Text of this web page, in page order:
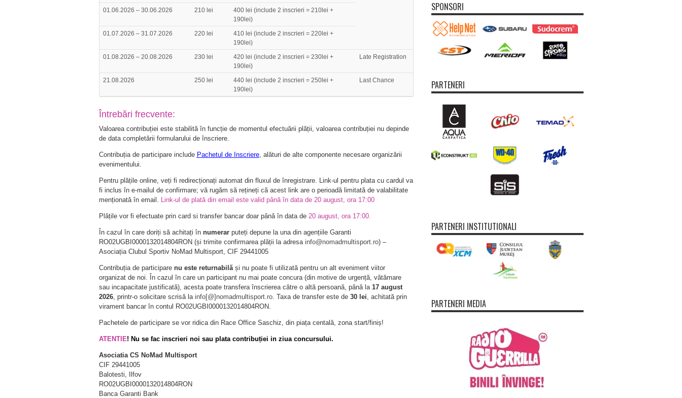
01.06.2026 – 30.06.2026
210 lei
400 lei (include 2 inscrieri = 210lei +
190lei)
01.07.2026 – 31.07.2026
220 lei
410 lei (include 2 inscrieri = 220lei +
190lei)
01.08.2026 – 20.08.2026
230 lei
420 lei (include 2 inscrieri = 230lei +
190lei)
Late Registration
21.08.2026 250 lei
440 lei (include 2 inscrieri = 250lei +
190lei)
Last Chance
Întrebări frecvente:
Valoarea contribuției este stabilită în funcție de momentul efectuării plății, valoarea contribuției nu depinde
de data completării formularului de înscriere.
Contribuția de participare include Pachetul de Inscriere, alături de alte componente necesare organizării
evenimentului.
Pentru plățile online, veți fi redirecționați automat din fluxul de înregistrare. Link-ul pentru plata cu cardul va
fi inclus în e-mailul de confirmare; vă rugăm să rețineți că acest link are o perioadă limitată de valabilitate
menționată în email. Link-ul de plată din email este valid până în data de 20 august, ora 17:00
Plățile vor fi efectuate prin card si transfer bancar doar până în data de 20 august, ora 17:00.
În cazul în care doriți să achitați în numerarputeți depune la una din agențiile Garanti
RO02UGBI0000132014804RON (și trimite confirmarea plății la adresa info@nomadmultisport.ro) –
Asociația Clubul Sportiv NoMad Multisport, CIF 29441005
Contribuția de participare nu este returnabilăși nu poate fi utilizată pentru un alt eveniment viitor
organizat de noi. În cazul în care un participant nu mai poate concura (din motive de urgență, vătămare
sau incapacitate justificată), acesta poate transfera înscrierea către o altă persoană, până la 17 august
2026, printr-o solicitare scrisă la info[@]nomadmultisport.ro. Taxa de transfer este de 30 lei, achitată prin
virament bancar în contul RO02UGBI0000132014804RON.
Pachetele de participare se vor ridica din Race Office Saschiz, din piața centală, zona start/finiș!
ATENTIE! Nu se fac inscrieri noi sau plata contribuției in ziua concursului.
Asociatia CS NoMad Multisport
CIF 29441005
Balotesti, Ilfov
RO02UGBI0000132014804RON
Banca Garanti Bank
SPONSORI
PARTENERI
PARTENERI INSTITUTIONALI
PARTENERI MEDIA